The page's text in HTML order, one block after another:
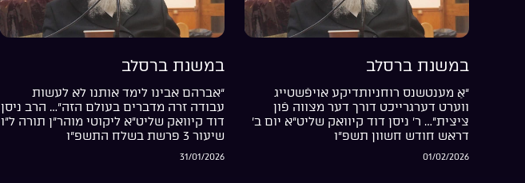
במשנת ברסלב
“אַ מענטשנס רוחניותדיקע אויפֿשטייג
ווערט דערגרייכט דורך דער מצווה פֿון
ציצית”… ר’ ניסן דוד קיוואק שליט”א יום ב’
דראש חודש חשוון תשפ”ו
01/02/2026
במשנת ברסלב
“אברהם אבינו לימד אותנו לא לעשות
עבודה זרה מדברים בעולם הזה”… הרב ניסן
דוד קיוואק שליט”א ליקוטי מוהר”ן תורה ל”ו
שיעור 3 פרשת בשלח התשפ”ו
31/01/2026